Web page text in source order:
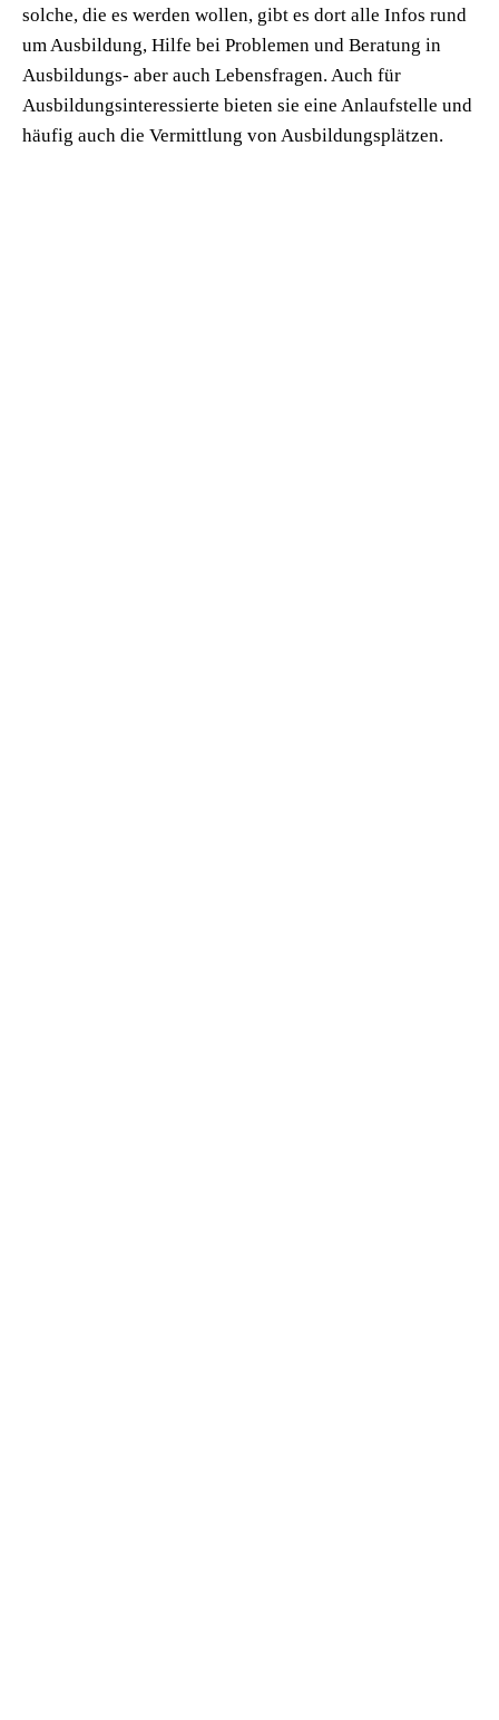
solche, die es werden wollen, gibt es dort alle Infos rund
um Ausbildung, Hilfe bei Problemen und Beratung in
Ausbildungs- aber auch Lebensfragen. Auch für
Ausbildungsinteressierte bieten sie eine Anlaufstelle und
häufig auch die Vermittlung von Ausbildungsplätzen.